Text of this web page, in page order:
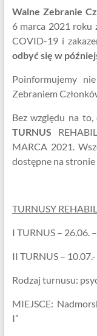
Walne Zebranie
6 marca 2021 roku
COVID-19 i
odbyć się w
Poinformujemy
Zebraniem
Bez względu na to,
TURNUS
MARCA 2021.
dostępne na stronie
TURNUSY
I TURNUS – 26.06.
II TURNUS –
Rodzaj turnusu:
MIEJSCE:
I”